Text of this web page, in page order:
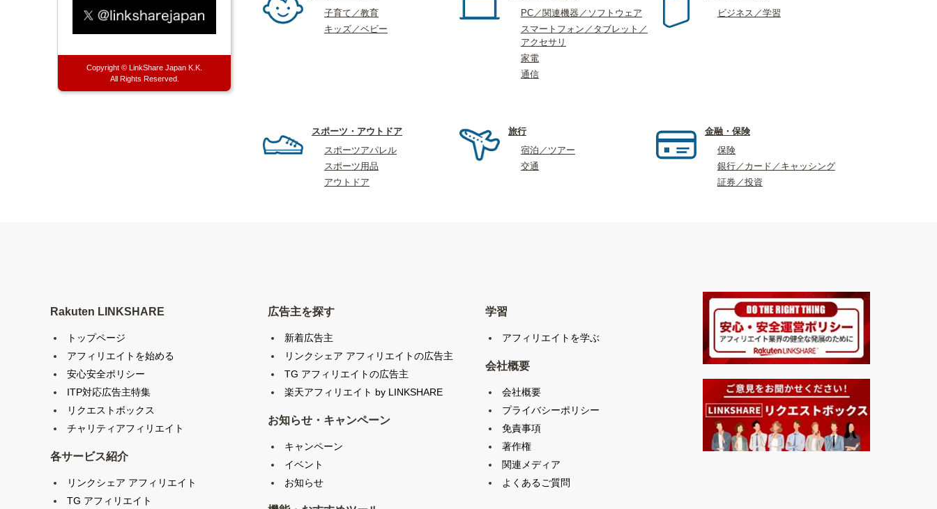
子育て／教育
キッズ／ベビー
PC／関連機器／ソフトウェア
スマートフォン／タブレット／
アクセサリ
家電
通信
ビジネス／学習
スポーツ・アウトドア
スポーツアパレル
スポーツ用品
アウトドア
旅行
宿泊／ツアー
交通
金融・保険
保険
銀行／カード／キャッシング
証券／投資
Copyright © LinkShare Japan K.K.
All Rights Reserved.
Rakuten LINKSHARE
トップページ
アフィリエイトを始める
安心安全ポリシー
ITP対応広告主特集
リクエストボックス
チャリティアフィリエイト
各サービス紹介
リンクシェア アフィリエイト
TG アフィリエイト
広告主を探す
新着広告主
リンクシェア アフィリエイトの広告主
TG アフィリエイトの広告主
楽天アフィリエイト by LINKSHARE
お知らせ・キャンペーン
キャンペーン
イベント
お知らせ
学習
アフィリエイトを学ぶ
会社概要
会社概要
プライバシーポリシー
免責事項
著作権
関連メディア
よくあるご質問